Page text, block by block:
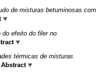
de misturas betuminosas com
do efeito do filer no
térmicas de misturas
Abstract